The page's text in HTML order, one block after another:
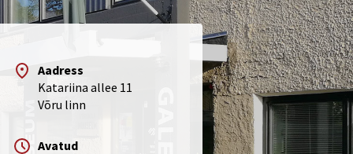
Aadress
Katariina allee 11
Võru linn
Avatud